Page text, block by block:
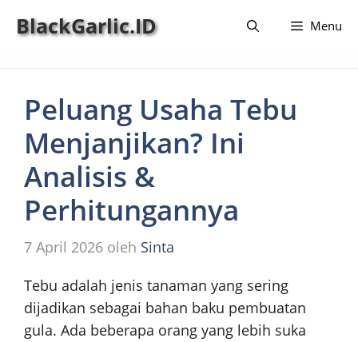
BlackGarlic.ID Menu
Peluang Usaha Tebu
Menjanjikan? Ini
Analisis &
Perhitungannya
7 April 2026 oleh Sinta
Tebu adalah jenis tanaman yang sering
dijadikan sebagai bahan baku pembuatan
gula. Ada beberapa orang yang lebih suka